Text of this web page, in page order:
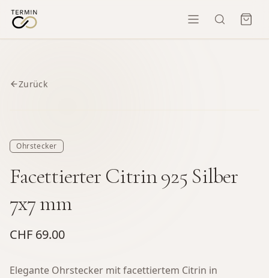
Zurück
Ohrstecker
Facettierter Citrin 925 Silber
7x7 mm
CHF 69.00
Elegante Ohrstecker mit facettiertem Citrin in